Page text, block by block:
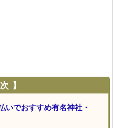
】
いでおすすめ有名神社・